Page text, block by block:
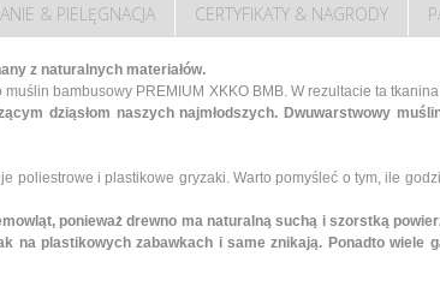
& PIELĘGNACJA CERTYFIKATY & NAGRODY
z naturalnych materiałów.
bambusowy PREMIUM XKKO BMB. W rezultacie ta
dziąsłom naszych najmłodszych. Dwuwarstwowy
poliestrowe i plastikowe gryzaki. Warto pomyśleć o tym, ile
ponieważ drewno ma naturalną suchą i szorstką
plastikowych zabawkach i same znikają. Ponadto wiele